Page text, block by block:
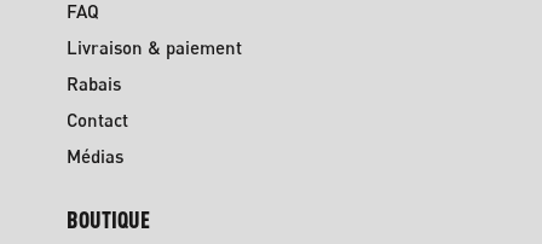
FAQ
Livraison & paiement
Rabais
Contact
Médias
BOUTIQUE